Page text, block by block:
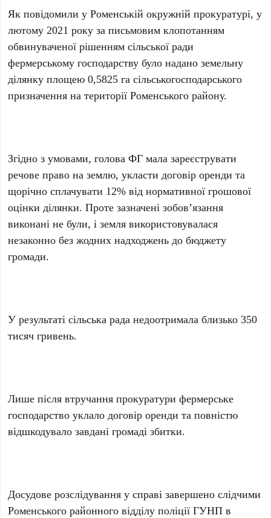
Як повідомили у Роменській окружній прокуратурі, у
лютому 2021 року за письмовим клопотанням
обвинуваченої рішенням сільської ради
фермерському господарству було надано земельну
ділянку площею 0,5825 га сільськогосподарського
призначення на території Роменського району.
Згідно з умовами, голова ФГ мала зареєструвати
речове право на землю, укласти договір оренди та
щорічно сплачувати 12% від нормативної грошової
оцінки ділянки. Проте зазначені зобов’язання
виконані не були, і земля використовувалася
незаконно без жодних надходжень до бюджету
громади.
У результаті сільська рада недоотримала близько 350
тисяч гривень.
Лише після втручання прокуратури фермерське
господарство уклало договір оренди та повністю
відшкодувало завдані громаді збитки.
Досудове розслідування у справі завершено слідчими
Роменського районного відділу поліції ГУНП в